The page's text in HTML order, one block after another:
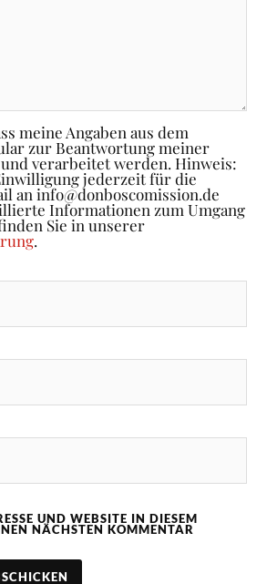
meine Angaben aus dem
zur Beantwortung meiner
verarbeitet werden. Hinweis:
jederzeit für die
an info@donboscomission.de
Informationen zum Umgang
Sie in unserer
.
UND WEBSITE IN DIESEM
NÄCHSTEN KOMMENTAR